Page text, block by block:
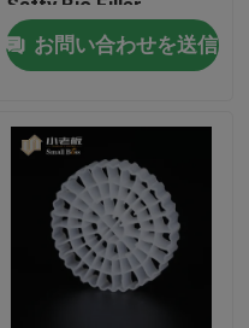
Safty Bio Filler
お問い合わせを送信